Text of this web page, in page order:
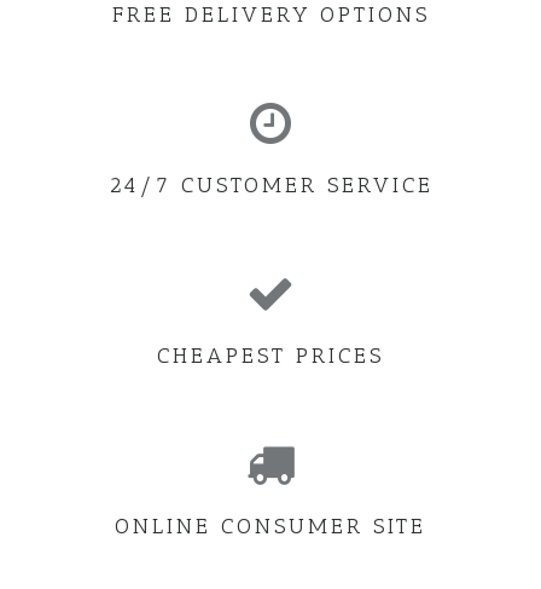
FREE DELIVERY OPTIONS
24/7 CUSTOMER SERVICE
CHEAPEST PRICES
ONLINE CONSUMER SITE